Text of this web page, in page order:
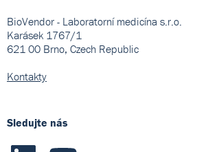
BioVendor - Laboratorní medicína s.r.o.
Karásek 1767/1
621 00 Brno, Czech Republic
Kontakty
Sledujte nás